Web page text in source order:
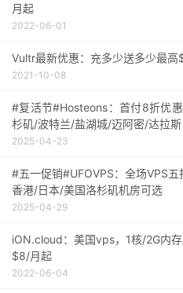
月起
2022-06-01
Vultr最新优惠：充多少送多少最
2021-10-08
#复活节#Hosteons：首付8折优
杉矶/波特兰/盐湖城/迈阿密/达拉斯
2025-04-23
#五一促销#UFOVPS：全场VPS五
香港/日本/美国洛杉矶机房可选
2025-04-29
iON.cloud：美国vps，1核/2G内
$8/月起
2022-06-04